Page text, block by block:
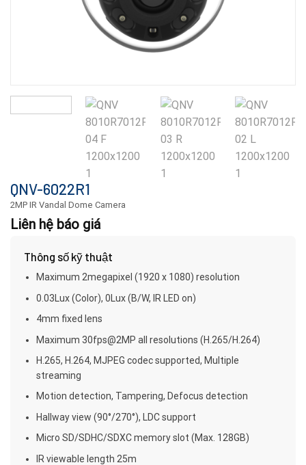
QNV-6022R1
2MP IR Vandal Dome Camera
Liên hệ báo giá
Thông số kỹ thuật
Maximum 2megapixel (1920 x 1080) resolution
0.03Lux (Color), 0Lux (B/W, IR LED on)
4mm fixed lens
Maximum 30fps@2MP all resolutions (H.265/H.264)
H.265, H.264, MJPEG codec supported, Multiple
streaming
Motion detection, Tampering, Defocus detection
Hallway view (90°/270°), LDC support
Micro SD/SDHC/SDXC memory slot (Max. 128GB)
IR viewable length 25m